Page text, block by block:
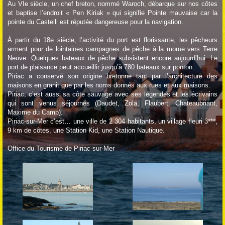
Au VIe siècle, un chef breton, nommé Waroch, débarque sur nos côtes
et baptise l’endroit « Pen Kiriak » qui signifie Pointe mauvaise car la
pointe du Castelli est réputée dangereuse pour la navigation.
À partir du 18e siècle, l’activité du port est florissante, les pêcheurs
arment pour de lointaines campagnes de pêche à la morue vers Terre
Neuve. Quelques bateaux de pêche subsistent encore aujourd’hui. Le
port de plaisance peut accueillir jusqu’à 780 bateaux sur ponton.
Piriac a conservé son origine bretonne tant par l’architecture des
maisons en granit que par les noms donnés aux rues et aux maisons.
Piriac, c’est aussi sa côte sauvage avec ses légendes et les écrivains
qui sont venus séjournés (Daudet, Zola, Flaubert, Chateaubriant,
Maxime du Camp).
Piriac-sur-Mer c’est… une ville de 2 304 habitants, un village fleuri 3***,
9 km de côtes, une Station Kid, une Station Nautique.
Office du Tourisme de Piriac-sur-Mer